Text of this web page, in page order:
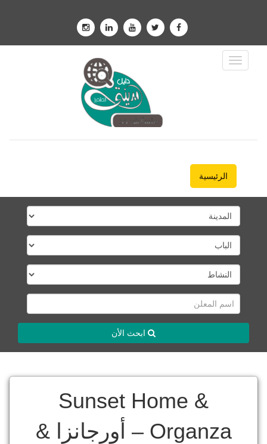
Toggle
Navigation
الرئيسية
ابحث الأن
Sunset Home &
Organza – أورجانزا &